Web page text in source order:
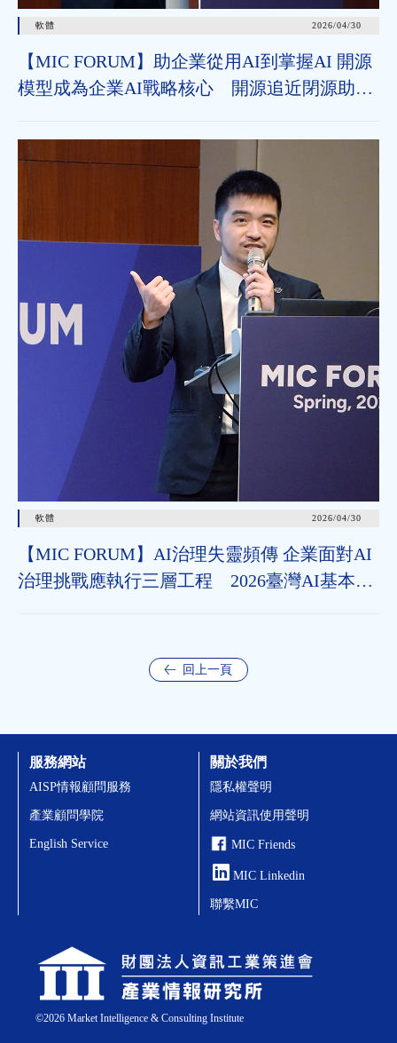
軟體 2026/04/30
【MIC FORUM】助企業從用AI到掌握AI 開源
模型成為企業AI戰略核心 開源追近閉源助垂
軟體 2026/04/30
【MIC FORUM】AI治理失靈頻傳 企業面對AI
治理挑戰應執行三層工程 2026臺灣AI基本法
回上一頁
©2026Market Intelligence & Consulting Institute
服務網站
AISP情報顧問服務
產業顧問學院
English Service
關於我們
隱私權聲明
網站資訊使用聲明
MIC Friends
MIC Linkedin
聯繫MIC